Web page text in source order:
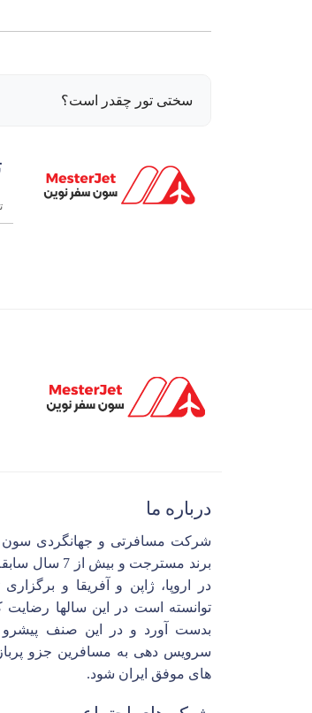
سختی تور چقدر است؟
تور
درباره ما
شرکت مسافرتی و جهانگردی سون
برند مسترجت و
در اروپا، ژاپن و آفریقا و برگزاری
توانسته است در این سالها رضایت
بدست آورد و در این صنف پیشرو
سرویس دهی به مسافرین جزو
های موفق ایران شود.